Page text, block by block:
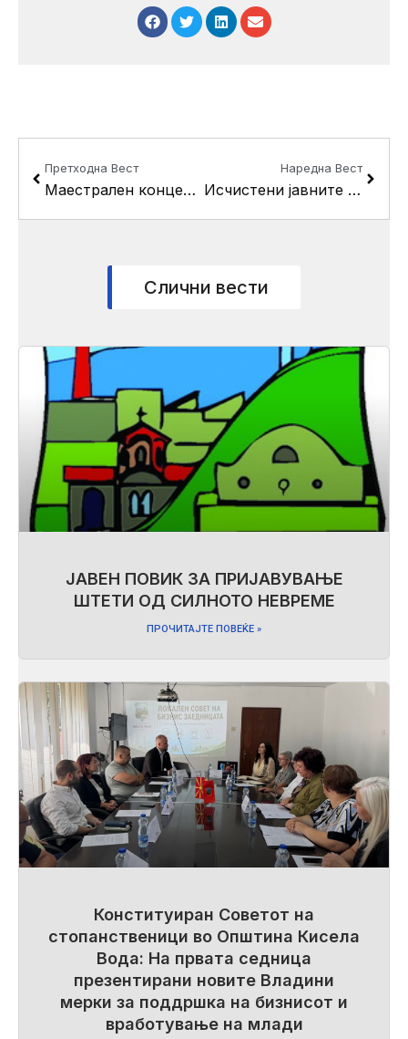
Претходна Вест
Маестрален концерт на Драган Даутовски Квартет
Наредна Вест
Исчистени јавните површини околу трим – патеката во Кисела Вода
Слични вести
ЈАВЕН ПОВИК ЗА ПРИЈАВУВАЊЕ
ШТЕТИ ОД СИЛНОТО НЕВРЕМЕ
ПРОЧИТАЈТЕ ПОВЕЌЕ »
Конституиран Советот на
стопанственици во Општина Кисела
Вода: На првата седница
презентирани новите Владини
мерки за поддршка на бизнисот и
вработување на млади